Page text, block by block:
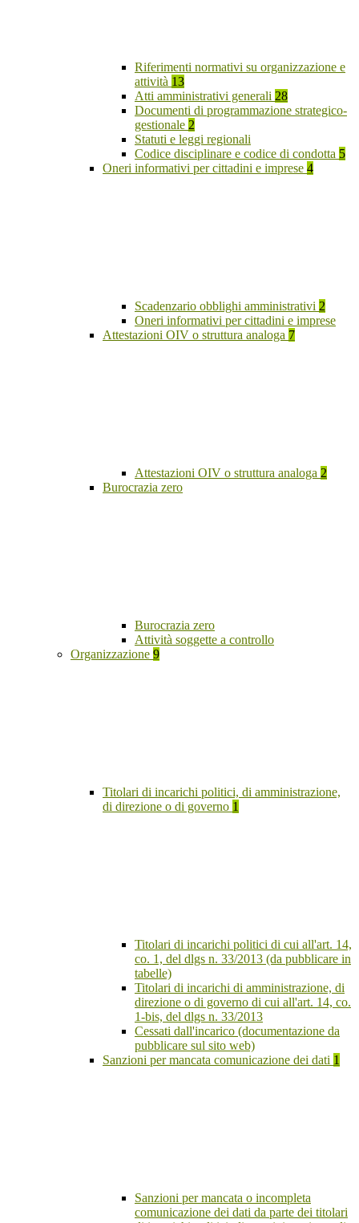
Riferimenti normativi su organizzazione e
attività 13
Atti amministrativi generali 28
Documenti di programmazione strategico-
gestionale 2
Statuti e leggi regionali
Codice disciplinare e codice di condotta 5
Oneri informativi per cittadini e imprese 4
Scadenzario obblighi amministrativi 2
Oneri informativi per cittadini e imprese
Attestazioni OIV o struttura analoga 7
Attestazioni OIV o struttura analoga 2
Burocrazia zero
Burocrazia zero
Attività soggette a controllo
Organizzazione 9
Titolari di incarichi politici, di amministrazione,
di direzione o di governo 1
Titolari di incarichi politici di cui all'art. 14,
co. 1, del dlgs n. 33/2013 (da pubblicare in
tabelle)
Titolari di incarichi di amministrazione, di
direzione o di governo di cui all'art. 14, co.
1-bis, del dlgs n. 33/2013
Cessati dall'incarico (documentazione da
pubblicare sul sito web)
Sanzioni per mancata comunicazione dei dati 1
Sanzioni per mancata o incompleta
comunicazione dei dati da parte dei titolari